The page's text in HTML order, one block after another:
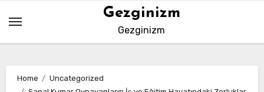
content
Gezginizm
Gezginizm
Home
Uncategorized